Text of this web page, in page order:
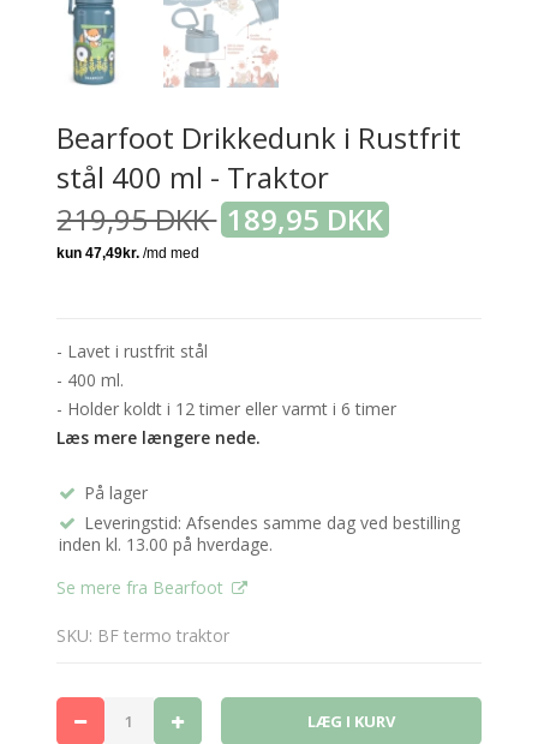
Bearfoot Drikkedunk i Rustfrit
stål 400 ml - Traktor
219,95 DKK 189,95 DKK
- Lavet i rustfrit stål
- 400 ml.
- Holder koldt i 12 timer eller varmt i 6 timer
Læs mere længere nede.
På lager
Leveringstid: Afsendes samme dag ved bestilling
inden kl. 13.00 på hverdage.
Se mere fra Bearfoot
SKU: BF termo traktor